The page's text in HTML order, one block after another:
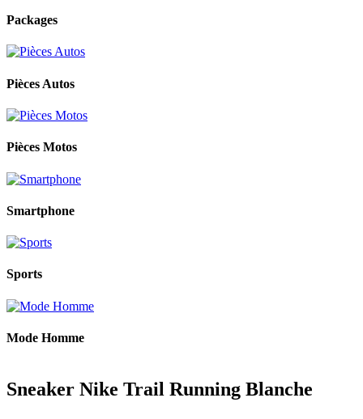
Packages
Pièces Autos
Pièces Motos
Smartphone
Sports
Mode Homme
Sneaker Nike Trail Running Blanche